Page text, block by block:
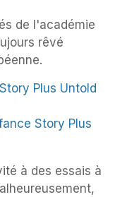
de l'académie
rêvé
Story Plus
à des essais à